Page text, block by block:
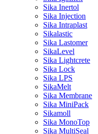
Sika Inertol
Sika Injection
Sika Intraplast
Sikalastic
Sika Lastomer
SikaLevel
Sika Lightcrete
Sika Lock
Sika LPS
SikaMelt
Sika Membrane
Sika MiniPack
Sikamoll
Sika MonoTop
Sika MultiSeal